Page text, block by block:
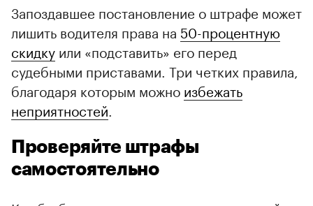
Запоздавшее постановление о штрафе может
лишить водителя права на 50-процентную
скидку или «подставить» его перед
судебными приставами. Три четких правила,
благодаря которым можно избежать
неприятностей
Проверяйте штрафы
самостоятельно